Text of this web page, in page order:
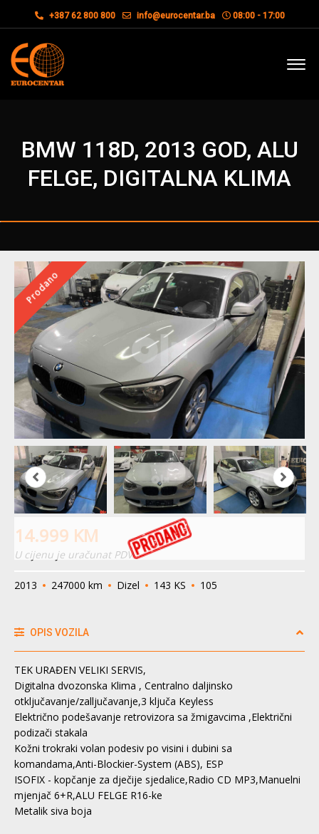
+387 62 800 800 info@eurocentar.ba 08:00 - 17:00
BMW 118D, 2013 GOD, ALU
FELGE, DIGITALNA KLIMA
Prodano
14.999 KM
U cijenu je uračunat PDV
2013 247000 km Dizel 143 KS 105
OPIS VOZILA
TEK URAĐEN VELIKI SERVIS,
Digitalna dvozonska Klima , Centralno daljinsko
otključavanje/zalljučavanje,3 ključa Keyless
Električno podešavanje retrovizora sa žmigavcima ,Električni
podizači stakala
Kožni trokraki volan podesiv po visini i dubini sa
komandama,Anti-Blockier-System (ABS), ESP
ISOFIX - kopčanje za dječije sjedalice,Radio CD MP3,Manuelni
mjenjač 6+R,ALU FELGE R16-ke
Metalik siva boja